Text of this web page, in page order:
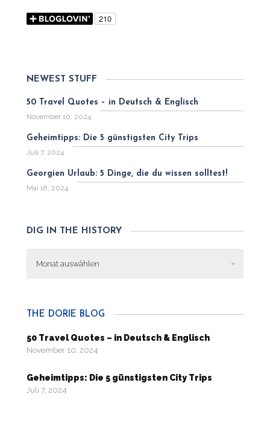
NEWEST STUFF
50 Travel Quotes – in Deutsch & Englisch
November 10, 2024
Geheimtipps: Die 5 günstigsten City Trips
Juli 7, 2024
Georgien Urlaub: 5 Dinge, die du wissen solltest!
Mai 18, 2024
DIG IN THE HISTORY
THE DORIE BLOG
50 Travel Quotes – in Deutsch & Englisch
November 10, 2024
Geheimtipps: Die 5 günstigsten City Trips
Juli 7, 2024